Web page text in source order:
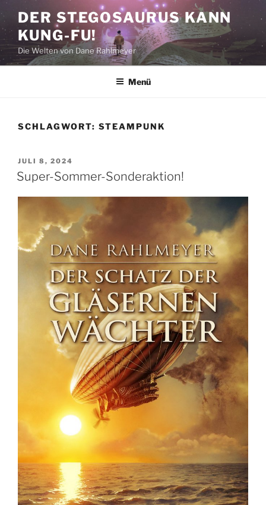
Zum
Inhalt
springen
DER STEGOSAURUS KANN
KUNG-FU!
Die Welten von Dane Rahlmeyer
Menü
SCHLAGWORT: STEAMPUNK
VERÖFFENTLICHT
AM
JULI 8, 2024
Super-Sommer-Sonderaktion!